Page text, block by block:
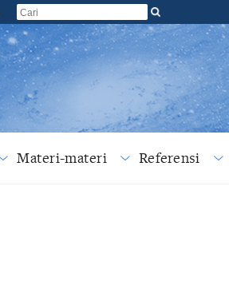
Materi-materi Referensi